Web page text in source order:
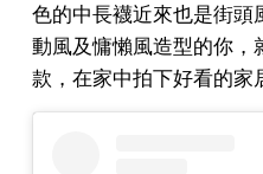
色的中長襪近來也是街頭
動風及慵懶風造型的你，
款，在家中拍下好看的家